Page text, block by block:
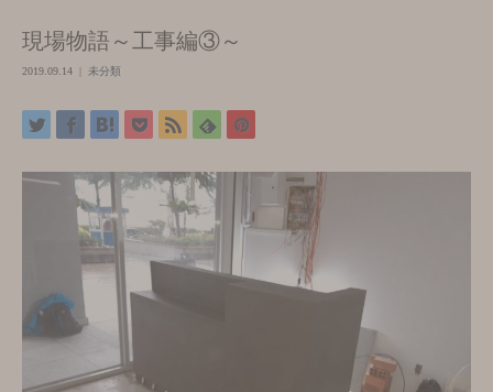
現場物語～工事編③～
2019.09.14 未分類